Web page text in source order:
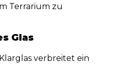
Terrarium zu
Glas
verbreitet ein